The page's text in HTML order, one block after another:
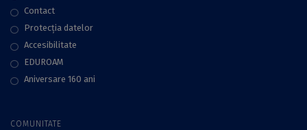
Contact
Protecţia datelor
Accesibilitate
EDUROAM
Aniversare 160 ani
COMUNITATE